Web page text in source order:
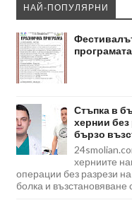
НАЙ-ПОПУЛЯРНИ
програмата
Стъпка в
хернии без
бързо
херниите
операции без разрези
болка и възстановяване